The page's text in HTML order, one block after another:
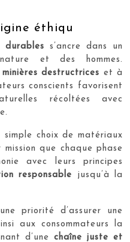
éthiqu
durables s’ancre dans un
et des hommes.
destructrices et à
conscients favorisent
récoltées avec
choix de matériaux
que chaque phase
avec leurs principes
responsable jusqu’à la
priorité d’assurer une
aux consommateurs la
d’une chaîne juste et